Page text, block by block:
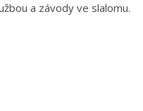
a závody ve slalomu.